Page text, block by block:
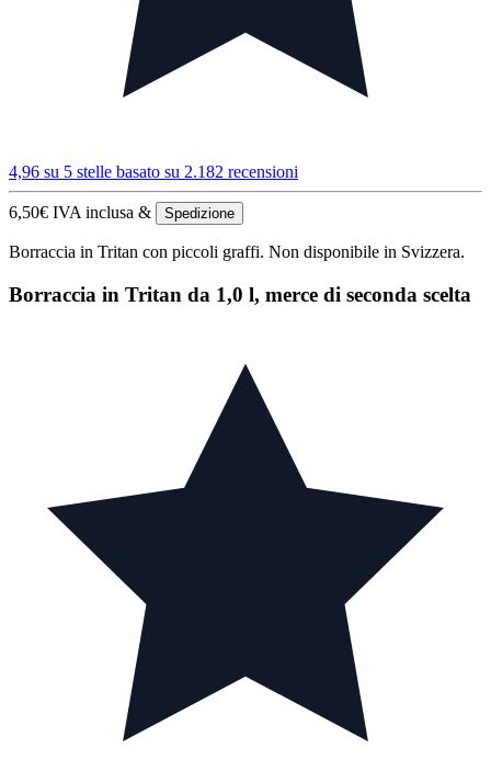
4,96 su 5 stelle basato su 2.182 recensioni
6,50€ IVA inclusa & Spedizione
Borraccia in Tritan con piccoli graffi. Non disponibile in Svizzera.
Borraccia in Tritan da 1,0 l, merce di seconda scelta